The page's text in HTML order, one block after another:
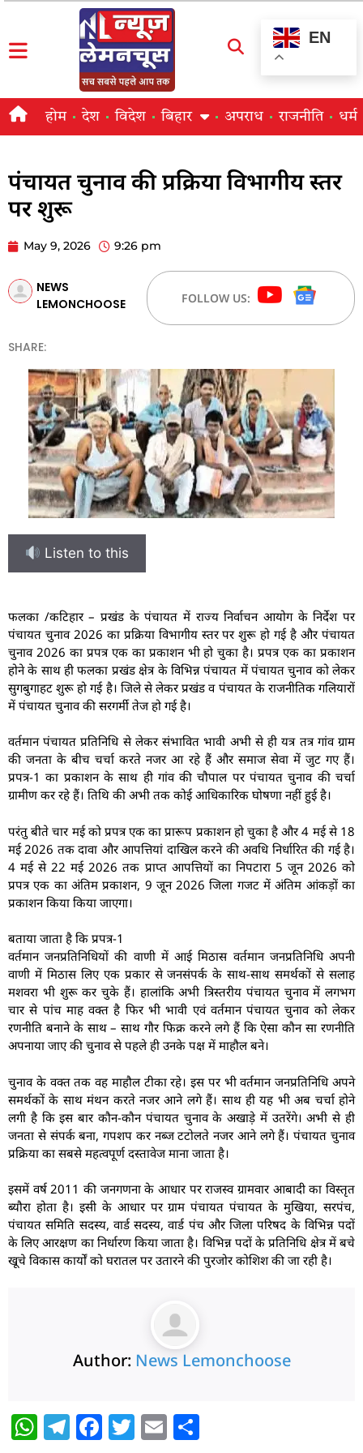
EN
होम देश विदेश बिहार अपराध राजनीति धर्म
पंचायत चुनाव की प्रक्रिया विभागीय स्तर
पर शुरू
May 9, 2026 9:26 pm
NEWS
LEMONCHOOSE
FOLLOW US:
SHARE:
Listen to this
फलका /कटिहार – प्रखंड के पंचायत में राज्य निर्वाचन आयोग के निर्देश पर
पंचायत चुनाव 2026 का प्रक्रिया विभागीय स्तर पर शुरू हो गई है और पंचायत
चुनाव 2026 का प्रपत्र एक का प्रकाशन भी हो चुका है। प्रपत्र एक का प्रकाशन
होने के साथ ही फलका प्रखंड क्षेत्र के विभिन्न पंचायत में पंचायत चुनाव को लेकर
सुगबुगाहट शुरू हो गई है। जिले से लेकर प्रखंड व पंचायत के राजनीतिक गलियारों
में पंचायत चुनाव की सरगर्मी तेज हो गई है।
वर्तमान पंचायत प्रतिनिधि से लेकर संभावित भावी अभी से ही यत्र तत्र गांव ग्राम
की जनता के बीच चर्चा करते नजर आ रहे हैं और समाज सेवा में जुट गए हैं।
प्रपत्र-1 का प्रकाशन के साथ ही गांव की चौपाल पर पंचायत चुनाव की चर्चा
ग्रामीण कर रहे हैं। तिथि की अभी तक कोई आधिकारिक घोषणा नहीं हुई है।
परंतु बीते चार मई को प्रपत्र एक का प्रारूप प्रकाशन हो चुका है और 4 मई से 18
मई 2026 तक दावा और आपत्तियां दाखिल करने की अवधि निर्धारित की गई है।
4 मई से 22 मई 2026 तक प्राप्त आपत्तियों का निपटारा 5 जून 2026 को
प्रपत्र एक का अंतिम प्रकाशन, 9 जून 2026 जिला गजट में अंतिम आंकड़ों का
प्रकाशन किया किया जाएगा।
बताया जाता है कि प्रपत्र-1
वर्तमान जनप्रतिनिधियों की वाणी में आई मिठास वर्तमान जनप्रतिनिधि अपनी
वाणी में मिठास लिए एक प्रकार से जनसंपर्क के साथ-साथ समर्थकों से सलाह
मशवरा भी शुरू कर चुके हैं। हालांकि अभी त्रिस्तरीय पंचायत चुनाव में लगभग
चार से पांच माह वक्त है फिर भी भावी एवं वर्तमान पंचायत चुनाव को लेकर
रणनीति बनाने के साथ – साथ गौर फिक्र करने लगे हैं कि ऐसा कौन सा रणनीति
अपनाया जाए की चुनाव से पहले ही उनके पक्ष में माहौल बने।
चुनाव के वक्त तक वह माहौल टीका रहे। इस पर भी वर्तमान जनप्रतिनिधि अपने
समर्थकों के साथ मंथन करते नजर आने लगे हैं। साथ ही यह भी अब चर्चा होने
लगी है कि इस बार कौन-कौन पंचायत चुनाव के अखाड़े में उतरेंगे। अभी से ही
जनता से संपर्क बना, गपशप कर नब्ज टटोलते नजर आने लगे हैं। पंचायत चुनाव
प्रक्रिया का सबसे महत्वपूर्ण दस्तावेज माना जाता है।
इसमें वर्ष 2011 की जनगणना के आधार पर राजस्व ग्रामवार आबादी का विस्तृत
ब्यौरा होता है। इसी के आधार पर ग्राम पंचायत पंचायत के मुखिया, सरपंच,
पंचायत समिति सदस्य, वार्ड सदस्य, वार्ड पंच और जिला परिषद के विभिन्न पदों
के लिए आरक्षण का निर्धारण किया जाता है। विभिन्न पदों के प्रतिनिधि क्षेत्र में बचे
खूचे विकास कार्यों को घरातल पर उतारने की पुरजोर कोशिश की जा रही है।
Author: News Lemonchoose
W T F T E